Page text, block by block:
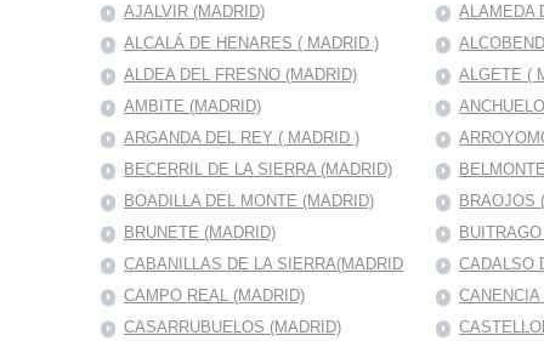
AJALVIR (MADRID)
ALAMEDA
ALCALÁ DE HENARES ( MADRID )
ALDEA DEL FRESNO (MADRID)
ALGETE (
AMBITE (MADRID)
ARGANDA DEL REY ( MADRID )
BECERRIL DE LA SIERRA (MADRID)
BOADILLA DEL MONTE (MADRID)
BRAOJOS
BRUNETE (MADRID)
CABANILLAS DE LA SIERRA(MADRID
CADALSO
CAMPO REAL (MADRID)
CASARRUBUELOS (MADRID)